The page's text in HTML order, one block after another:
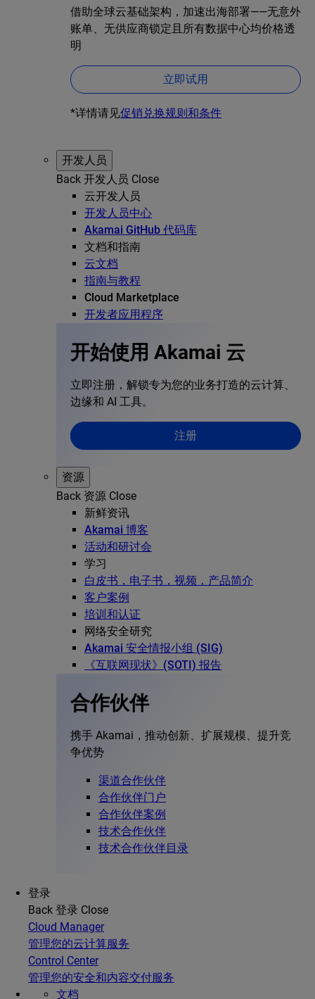
借助全球云基础架构，加速出海部署——无意外
账单、无供应商锁定且所有数据中心均价格透
明
立即试用
*详情请见促销兑换规则和条件
开发人员
Back 开发人员 Close
云开发人员
开发人员中心
Akamai GitHub 代码库
文档和指南
云文档
指南与教程
Cloud Marketplace
开发者应用程序
开始使用 Akamai 云
立即注册，解锁专为您的业务打造的云计算、
边缘和 AI 工具。
注册
资源
Back 资源 Close
新鲜资讯
Akamai 博客
活动和研讨会
学习
白皮书，电子书，视频，产品简介
客户案例
培训和认证
网络安全研究
Akamai 安全情报小组 (SIG)
《互联网现状》(SOTI) 报告
合作伙伴
携手 Akamai，推动创新、扩展规模、提升竞
争优势
渠道合作伙伴
合作伙伴门户
合作伙伴案例
技术合作伙伴
技术合作伙伴目录
登录
Back 登录 Close
Cloud Manager
管理您的云计算服务
Control Center
管理您的安全和内容交付服务
文档